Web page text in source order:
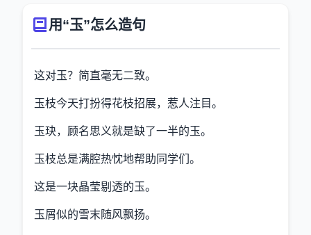
用“玉”怎么造句
这对玉？简直毫无二致。
玉枝今天打扮得花枝招展，惹人注目。
玉玦，顾名思义就是缺了一半的玉。
玉枝总是满腔热忱地帮助同学们。
这是一块晶莹剔透的玉。
玉屑似的雪末随风飘扬。